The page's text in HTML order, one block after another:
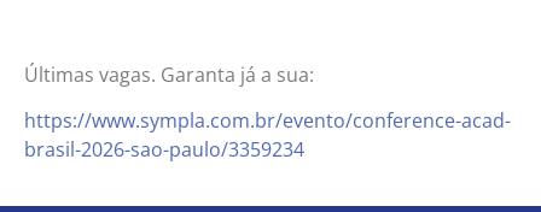
Últimas vagas. Garanta já a sua:
https://www.sympla.com.br/evento/conference-acad-
brasil-2026-sao-paulo/3359234